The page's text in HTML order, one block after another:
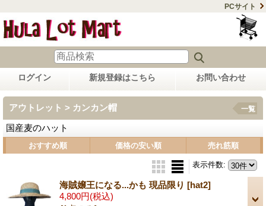
PCサイト
ログイン 新規登録はこちら お問い合わせ
アウトレット > カンカン帽
国産麦のハット
一覧
おすすめ順 価格の安い順 売れ筋順
表示件数:
海賊嬢王になる...かも 現品限り [hat2]
4,800円(税込)